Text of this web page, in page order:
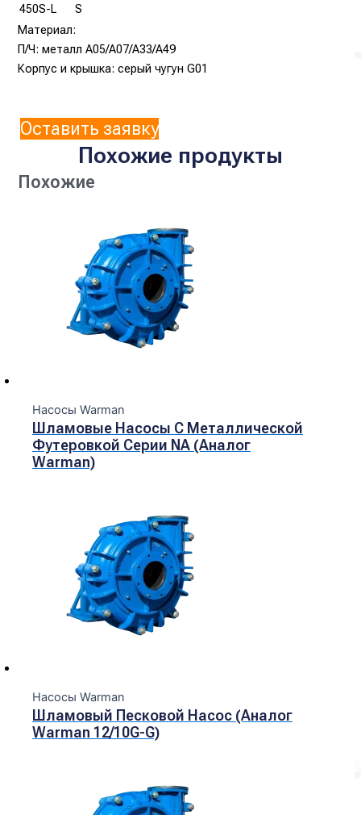
450S-L
S
Материал:
П/Ч: металл А05/А07/А33/А49
Корпус и крышка: серый чугун G01
Оставить заявку
Похожие продукты
Похожие
Насосы Warman
Шламовые Насосы С Металлической
Футеровкой Серии NA (Аналог
Warman)
Насосы Warman
Шламовый Песковой Насос (Аналог
Warman 12/10G-G)